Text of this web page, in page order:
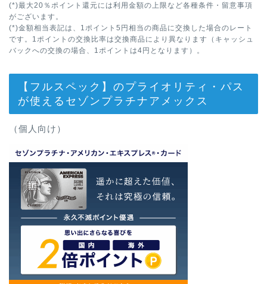
(*)最大20％ポイント還元には利用金額の上限など各種条件・留意事項
がございます。
(*)金額相当表記は、1ポイント5円相当の商品に交換した場合のレート
です。1ポイントの交換比率は交換商品により異なります（キャッシュ
バックへの交換の場合、1ポイントは4円となります）。
【フルスペック】のプライオリティ・パス
が使えるセゾンプラチナアメックス
（個人向け）